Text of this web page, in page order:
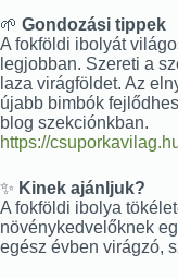
🌱 Gondozási tippek
A fokföldi ibolyát
legjobban. Szereti a
laza virágföldet. Az
újabb bimbók
blog szekciónkban.
https://
✨ Kinek ajánljuk?
A fokföldi ibolya
növénykedvelőknek
egész évben virágzó,